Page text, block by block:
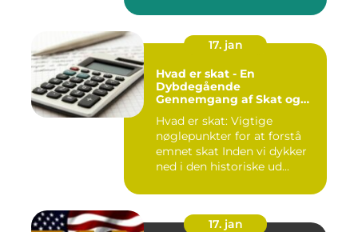
17. jan
Hvad er skat - En
Dybdegående
Gennemgang af Skat og
Tid
Hvad er skat: Vigtige
nøglepunkter for at forstå
emnet skat Inden vi dykker
ned i den historiske ud...
17. jan